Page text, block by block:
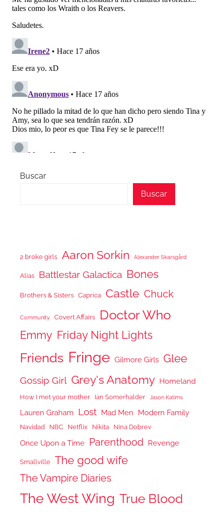
Buscar
Buscar
2 broke girls Aaron Sorkin Alexander Skarsgård
Alias Battlestar Galactica Bones
Brothers & Sisters Caprica Castle Chuck
Community Covert Affairs Doctor Who
Emmy Friday Night Lights
Friends Fringe Gilmore Girls Glee
Gossip Girl Grey's Anatomy Homeland
How I met your mother Ian Somerhalder Jason Katims
Lauren Graham Lost Mad Men Modern Family
Navidad NBC Netflix Nikita Nina Dobrev
Once Upon a Time Parenthood Revenge
Smallville The good wife
The Vampire Diaries
The West Wing True Blood